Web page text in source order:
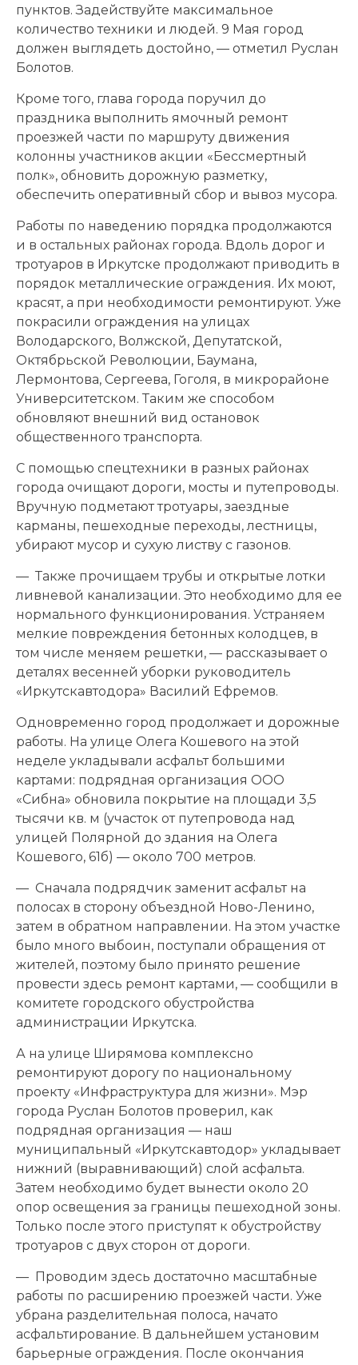
пунктов. Задействуйте максимальное
количество техники и людей. 9 Мая город
должен выглядеть достойно, — отметил Руслан
Болотов.
Кроме того, глава города поручил до
праздника выполнить ямочный ремонт
проезжей части по маршруту движения
колонны участников акции «Бессмертный
полк», обновить дорожную разметку,
обеспечить оперативный сбор и вывоз мусора.
Работы по наведению порядка продолжаются
и в остальных районах города. Вдоль дорог и
тротуаров в Иркутске продолжают приводить в
порядок металлические ограждения. Их моют,
красят, а при необходимости ремонтируют. Уже
покрасили ограждения на улицах
Володарского, Волжской, Депутатской,
Октябрьской Революции, Баумана,
Лермонтова, Сергеева, Гоголя, в микрорайоне
Университетском. Таким же способом
обновляют внешний вид остановок
общественного транспорта.
С помощью спецтехники в разных районах
города очищают дороги, мосты и путепроводы.
Вручную подметают тротуары, заездные
карманы, пешеходные переходы, лестницы,
убирают мусор и сухую листву с газонов.
— Также прочищаем трубы и открытые лотки
ливневой канализации. Это необходимо для ее
нормального функционирования. Устраняем
мелкие повреждения бетонных колодцев, в
том числе меняем решетки, — рассказывает о
деталях весенней уборки руководитель
«Иркутскавтодора» Василий Ефремов.
Одновременно город продолжает и дорожные
работы. На улице Олега Кошевого на этой
неделе укладывали асфальт большими
картами: подрядная организация ООО
«Сибна» обновила покрытие на площади 3,5
тысячи кв. м (участок от путепровода над
улицей Полярной до здания на Олега
Кошевого, 61б) — около 700 метров.
— Сначала подрядчик заменит асфальт на
полосах в сторону объездной Ново-Ленино,
затем в обратном направлении. На этом участке
было много выбоин, поступали обращения от
жителей, поэтому было принято решение
провести здесь ремонт картами, — сообщили в
комитете городского обустройства
администрации Иркутска.
А на улице Ширямова комплексно
ремонтируют дорогу по национальному
проекту «Инфраструктура для жизни». Мэр
города Руслан Болотов проверил, как
подрядная организация — наш
муниципальный «Иркутскавтодор» укладывает
нижний (выравнивающий) слой асфальта.
Затем необходимо будет вынести около 20
опор освещения за границы пешеходной зоны.
Только после этого приступят к обустройству
тротуаров с двух сторон от дороги.
— Проводим здесь достаточно масштабные
работы по расширению проезжей части. Уже
убрана разделительная полоса, начато
асфальтирование. В дальнейшем установим
барьерные ограждения. После окончания